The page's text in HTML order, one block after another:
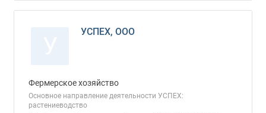
УСПЕХ, ООО
Фермерское хозяйство
Основное направление деятельности УСПЕХ:
растениеводство